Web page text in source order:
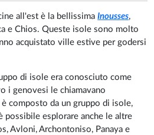
all'est è la bellissimaInousses,
e Chios. Queste isole sono molto
acquistato ville estive per godersi
di isole era conosciuto come
i genovesi le chiamavano
è composto da un gruppo di isole,
possibile esplorare anche le altre
Avloni, Archontoniso, Panaya e